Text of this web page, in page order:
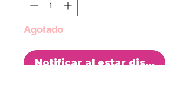
Agotado
Notificar al estar disponible